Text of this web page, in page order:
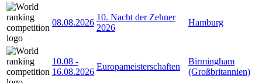
08.08.2026
10. Nacht der Zehner
2026
Hamburg
10.08 -
16.08.2026
Europameisterschaften
Birmingham
(Großbritannien)